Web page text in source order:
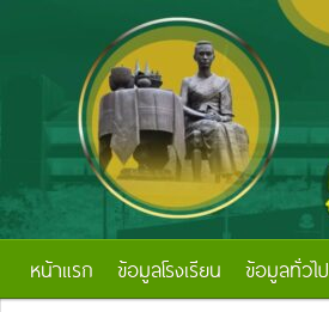
หน้าแรก ข้อมูลโรงเรียน ข้อมูลทั่วไป